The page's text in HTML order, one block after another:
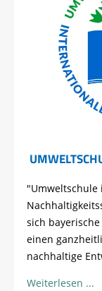
sich
einen
nachhaltige
Weiterlesen